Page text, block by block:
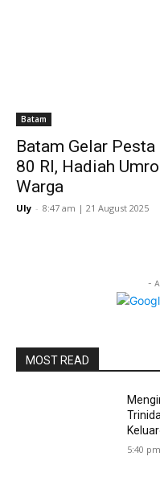
Batam
Batam Gelar
80 RI, Hadiah
Warga
Uly - 8:47 am | 21 August 2025
-
MOST READ
5:40